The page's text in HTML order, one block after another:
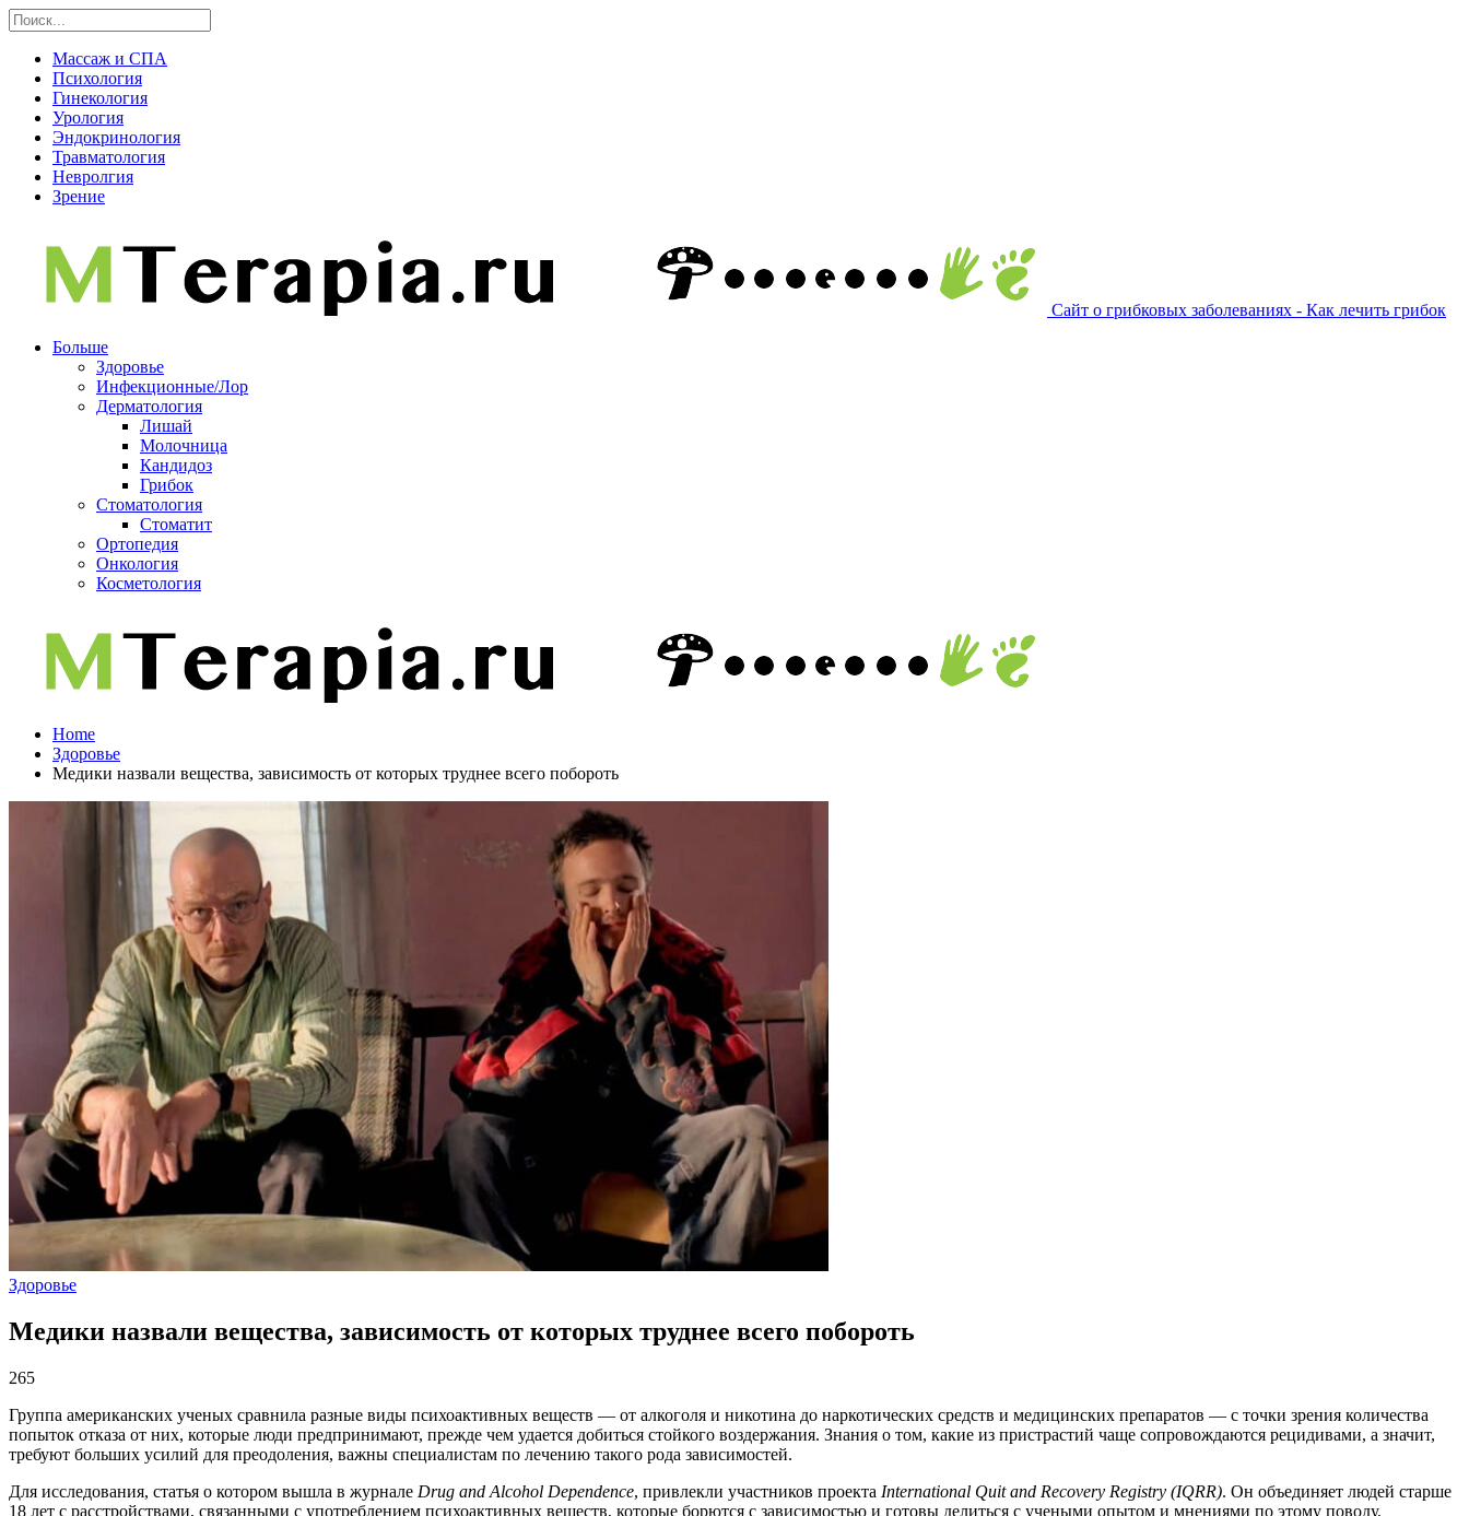
Массаж и СПА
Психология
Гинекология
Урология
Эндокринология
Травматология
Невролгия
Зрение
Сайт о грибковых заболеваниях - Как лечить грибок
Больше
Здоровье
Инфекционные/Лор
Дерматология
Лишай
Молочница
Кандидоз
Грибок
Стоматология
Стоматит
Ортопедия
Онкология
Косметология
Home
Здоровье
Медики назвали вещества, зависимость от которых труднее всего побороть
Здоровье
Медики назвали вещества, зависимость от которых труднее всего побороть
265
Группа американских ученых сравнила разные виды психоактивных веществ — от алкоголя и никотина до наркотических средств и медицинских препаратов — с точки зрения количества
попыток отказа от них, которые люди предпринимают, прежде чем удается добиться стойкого воздержания. Знания о том, какие из пристрастий чаще сопровождаются рецидивами, а значит,
требуют больших усилий для преодоления, важны специалистам по лечению такого рода зависимостей.
Для исследования, статья о котором вышла в журнале Drug and Alcohol Dependence, привлекли участников проекта International Quit and Recovery Registry (IQRR). Он объединяет людей старше
18 лет с расстройствами, связанными с употреблением психоактивных веществ, которые борются с зависимостью и готовы делиться с учеными опытом и мнениями по этому поводу.